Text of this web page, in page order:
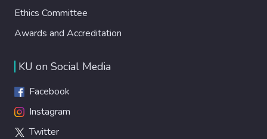
Ethics Committee
Awards and Accreditation
KU on Social Media
Facebook
Instagram
Twitter